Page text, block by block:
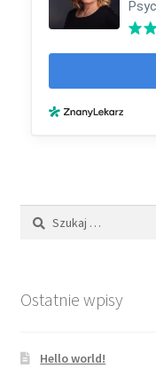
Terapia dla osób
Terapia dla osób
Terapia
Terapia rodzin
Ostatnie wpisy
Hello world!